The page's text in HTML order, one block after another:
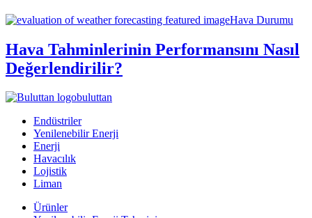
Hava Durumu
Hava Tahminlerinin Performansını Nasıl
Değerlendirilir?
buluttan
Endüstriler
Yenilenebilir Enerji
Enerji
Havacılık
Lojistik
Liman
Ürünler